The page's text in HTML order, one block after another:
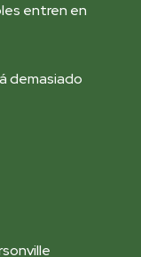
entren en
demasiado